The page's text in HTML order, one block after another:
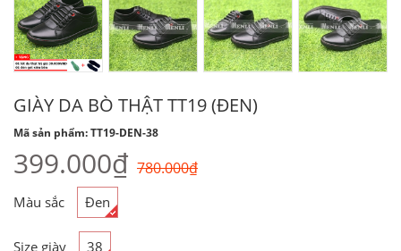
GIÀY DA BÒ THẬT TT19 (ĐEN)
Mã sản phẩm: TT19-DEN-38
399.000₫ 780.000₫
Màu sắc Đen
Size giày 38